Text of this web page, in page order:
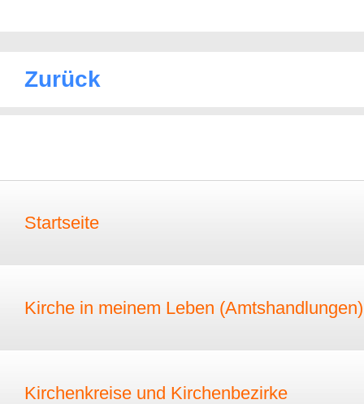
Zurück
Startseite
Kirche in meinem Leben (Amtshandlungen)
Kirchenkreise und Kirchenbezirke